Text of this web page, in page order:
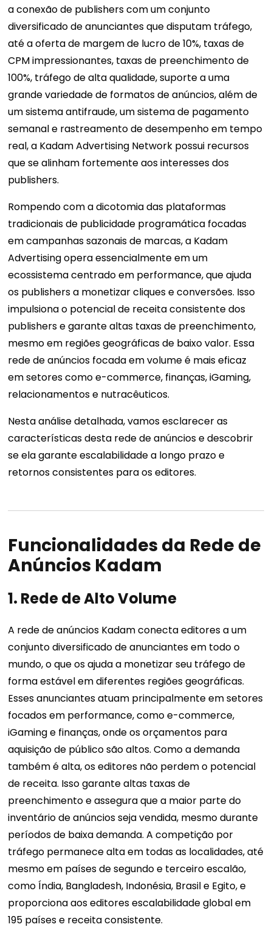
a conexão de publishers com um conjunto
diversificado de anunciantes que disputam tráfego,
até a oferta de margem de lucro de 10%, taxas de
CPM impressionantes, taxas de preenchimento de
100%, tráfego de alta qualidade, suporte a uma
grande variedade de formatos de anúncios, além de
um sistema antifraude, um sistema de pagamento
semanal e rastreamento de desempenho em tempo
real, a Kadam Advertising Network possui recursos
que se alinham fortemente aos interesses dos
publishers.
Rompendo com a dicotomia das plataformas
tradicionais de publicidade programática focadas
em campanhas sazonais de marcas, a Kadam
Advertising opera essencialmente em um
ecossistema centrado em performance, que ajuda
os publishers a monetizar cliques e conversões. Isso
impulsiona o potencial de receita consistente dos
publishers e garante altas taxas de preenchimento,
mesmo em regiões geográficas de baixo valor. Essa
rede de anúncios focada em volume é mais eficaz
em setores como e-commerce, finanças, iGaming,
relacionamentos e nutracêuticos.
Nesta análise detalhada, vamos esclarecer as
características desta rede de anúncios e descobrir
se ela garante escalabilidade a longo prazo e
retornos consistentes para os editores.
Funcionalidades da Rede de
Anúncios Kadam
1. Rede de Alto Volume
A rede de anúncios Kadam conecta editores a um
conjunto diversificado de anunciantes em todo o
mundo, o que os ajuda a monetizar seu tráfego de
forma estável em diferentes regiões geográficas.
Esses anunciantes atuam principalmente em setores
focados em performance, como e-commerce,
iGaming e finanças, onde os orçamentos para
aquisição de público são altos. Como a demanda
também é alta, os editores não perdem o potencial
de receita. Isso garante altas taxas de
preenchimento e assegura que a maior parte do
inventário de anúncios seja vendida, mesmo durante
períodos de baixa demanda. A competição por
tráfego permanece alta em todas as localidades, até
mesmo em países de segundo e terceiro escalão,
como Índia, Bangladesh, Indonésia, Brasil e Egito, e
proporciona aos editores escalabilidade global em
195 países e receita consistente.